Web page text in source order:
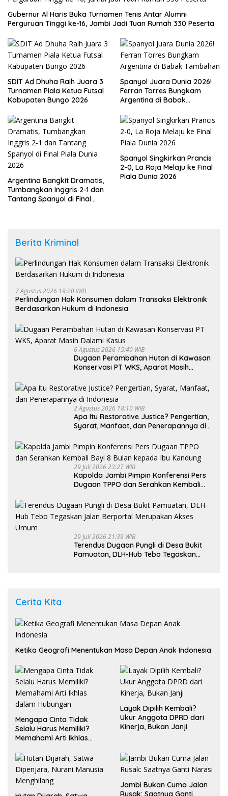
Gubernur Al Haris Buka Turnamen Tenis Antar Alumni
Perguruan Tinggi ke-16, Jambi Jadi Tuan Rumah 330 Peserta
SDIT Ad Dhuha Raih Juara 3
Turnamen Piala Ketua Futsal
Kabupaten Bungo 2026
Spanyol Juara Dunia 2026!
Ferran Torres Bungkam
Argentina di Babak
Argentina Bangkit Dramatis,
Tumbangkan Inggris 2-1 dan
Tantang Spanyol di Final
Spanyol Singkirkan Prancis
2-0, La Roja Melaju ke Final
Piala Dunia 2026
Berita Kriminal
7 Agustus 2026 19:20 WIB
Perlindungan Hak Konsumen dalam Transaksi Elektronik
Berdasarkan Hukum di Indonesia
6 Agustus 2026 15:40 WIB
Dugaan Perambahan Hutan di Kawasan
Konservasi PT WKS, Aparat Masih
2 Agustus 2026 18:10 WIB
Apa Itu Restorative Justice? Pengertian,
Syarat, Manfaat, dan Penerapannya di
29 Juli 2026 23:27 WIB
Kapolda Jambi Pimpin Konferensi Pers
Dugaan TPPO dan Serahkan Kembali
29 Juli 2026 21:39 WIB
Terendus Dugaan Pungli di Desa Bukit
Pamuatan, DLH-Hub Tebo Tegaskan
Cerita Kita
Ketika Geografi Menentukan Masa Depan Anak Indonesia
Mengapa Cinta Tidak
Selalu Harus Memiliki?
Memahami Arti Ikhlas
Layak Dipilih Kembali?
Ukur Anggota DPRD dari
Kinerja, Bukan Janji
Jambi Bukan Cuma Jalan
Rusak: Saatnya Ganti